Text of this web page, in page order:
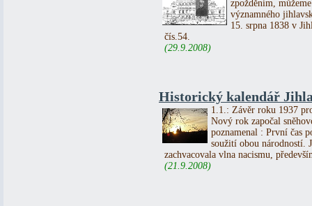
zpožděním,
významného
15. srpna 1838 v
čís.54.
(29.9.2008)
Historický kalendář
1.1.: Závěr roku 1937
Nový rok započal
poznamenal : První čas
soužití obou národností.
zachvacovala vlna nacismu,
(21.9.2008)